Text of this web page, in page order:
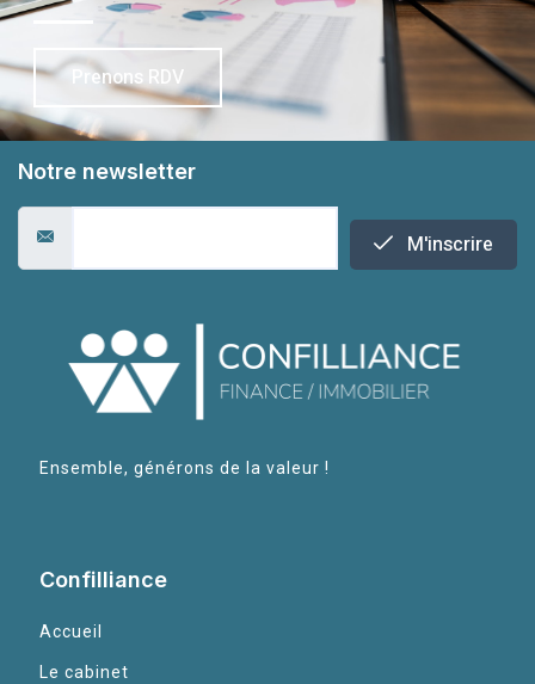
Prenons RDV
Notre newsletter
M'inscrire
Ensemble, générons de la valeur !
Confilliance
Accueil
Le cabinet